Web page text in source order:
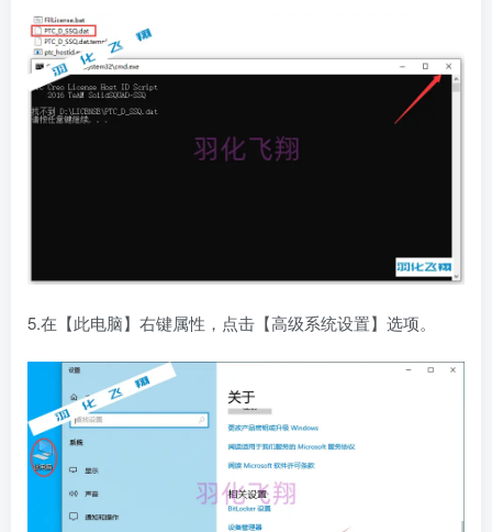
5.在【此电脑】右键属性，点击【高级系统设置】选项。